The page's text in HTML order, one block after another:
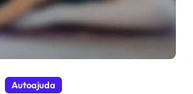
Autoajuda